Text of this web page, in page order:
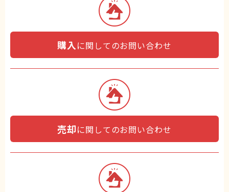
購入に関してのお問い合わせ
売却に関してのお問い合わせ